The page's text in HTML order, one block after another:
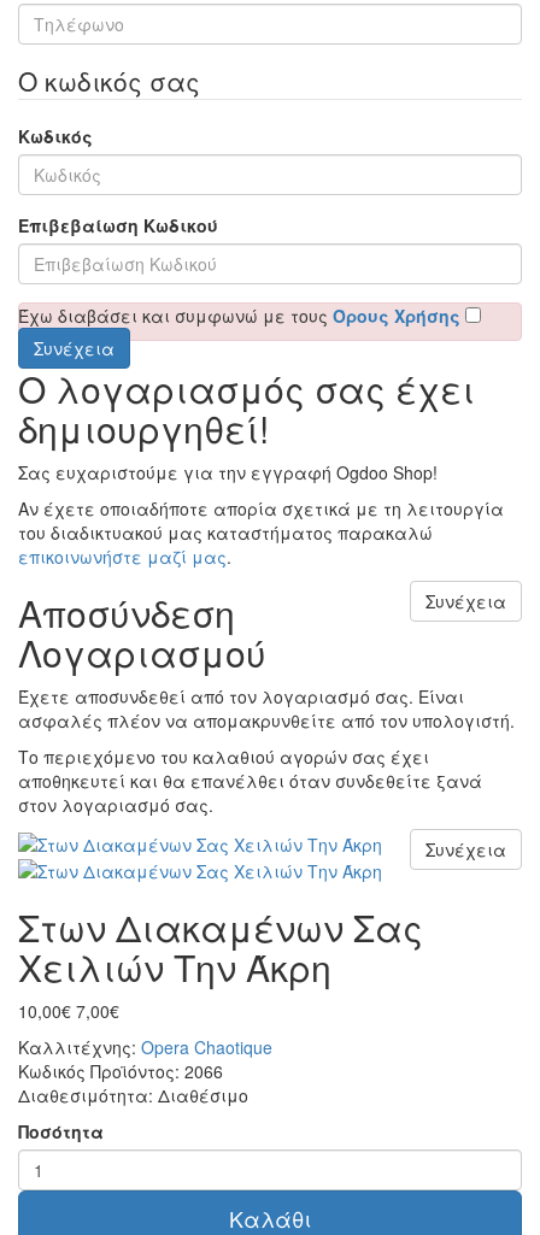
Ο κωδικός σας
Κωδικός
Επιβεβαίωση Κωδικού
Έχω διαβάσει και συμφωνώ με τους Όρους Χρήσης
Ο λογαριασμός σας έχει
δημιουργηθεί!
Σας ευχαριστούμε για την εγγραφή Ogdoo Shop!
Αν έχετε οποιαδήποτε απορία σχετικά με τη λειτουργία
του διαδικτυακού μας καταστήματος παρακαλώ
επικοινωνήστε μαζί μας.
Συνέχεια
Αποσύνδεση
Λογαριασμού
Έχετε αποσυνδεθεί από τον λογαριασμό σας. Είναι
ασφαλές πλέον να απομακρυνθείτε από τον υπολογιστή.
Το περιεχόμενο του καλαθιού αγορών σας έχει
αποθηκευτεί και θα επανέλθει όταν συνδεθείτε ξανά
στον λογαριασμό σας.
Συνέχεια
Στων Διακαμένων Σας
Χειλιών Την Άκρη
10,00€ 7,00€
Καλλιτέχνης: Opera Chaotique
Κωδικός Προϊόντος: 2066
Διαθεσιμότητα: Διαθέσιμο
Ποσότητα
Καλάθι